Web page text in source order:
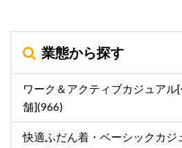
業態から探す
ワーク＆アクティブカジュア
舗](966)
快適ふだん着・ベーシックカジ